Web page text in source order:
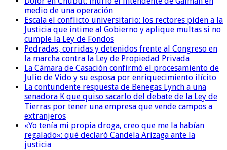
medio de una operación
Escala el conflicto universitario: los rectores piden a la
Justicia que intime al Gobierno y aplique multas si no
cumple la Ley de Fondos
Pedradas, corridas y detenidos frente al Congreso en
la marcha contra la Ley de Propiedad Privada
La Cámara de Casación confirmó el procesamiento de
Julio de Vido y su esposa por enriquecimiento ilícito
La contundente respuesta de Benegas Lynch a una
senadora K que quiso sacarlo del debate de la Ley de
Tierras por tener una empresa que vende campos a
extranjeros
«Yo tenía mi propia droga, creo que me la habían
regalado»: qué declaró Candela Arizaga ante la
justicia